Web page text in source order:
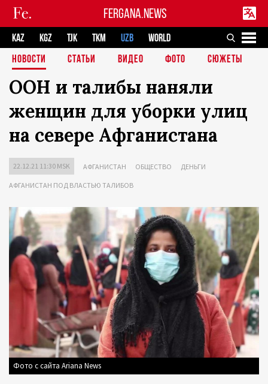
FERGANA.NEWS
KAZ KGZ TJK TKM UZB
WORLD
НОВОСТИ
СТАТЬИ ВИДЕО ФОТО СЮЖЕТЫ
ООН и талибы наняли
женщин для уборки улиц
на севере Афганистана
22.12.21 11:30 MSK АФГАНИСТАН ОБЩЕСТВО ДЕНЬГИ
АФГАНИСТАН ПОД ВЛАСТЬЮ ТАЛИБОВ
Фото с сайта Ariana News